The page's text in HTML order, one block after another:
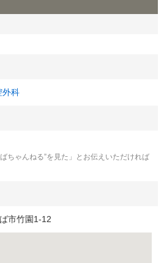
外科
ちゃんねる”を見た」とお伝えいただければ
市竹園1-12